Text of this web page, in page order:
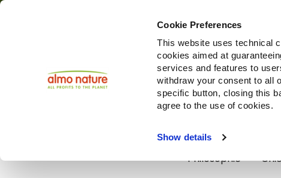
Cookie Preferences
This website uses technical
cookies aimed at
services and features to
withdraw your consent to all
specific button, closing this
agree to the use of cookies.
Show details
Produits
Philosophie